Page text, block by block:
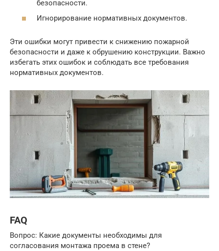
безопасности.
Игнорирование нормативных документов.
Эти ошибки могут привести к снижению пожарной
безопасности и даже к обрушению конструкции. Важно
избегать этих ошибок и соблюдать все требования
нормативных документов.
FAQ
Вопрос: Какие документы необходимы для
согласования монтажа проема в стене?